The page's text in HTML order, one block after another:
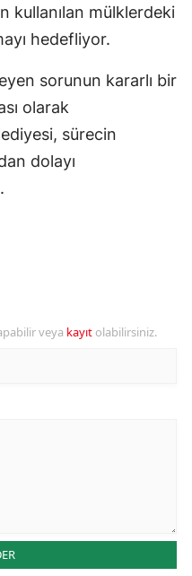
kullanılan mülklerdeki
hedefliyor.
sorunun kararlı bir
olarak
sürecin
dolayı
veya kayıt olabilirsiniz.